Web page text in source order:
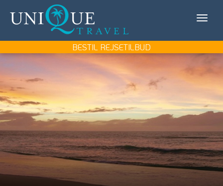
KONTAKT OS
MIN REJSE/LOG IN
Travel
BESTIL REJSETILBUD
REJSEMÅL
REJSETYPER
UDFLUGTER
UNIQUE TRAVEL
BOOK REJSEMØDE